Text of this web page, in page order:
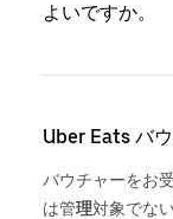
よいですか。
Uber Eats バ
バウチャーをお
は管理対象でな